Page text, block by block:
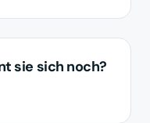
sie sich noch?